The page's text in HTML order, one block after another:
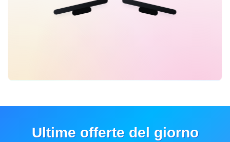
Ultime offerte del giorno